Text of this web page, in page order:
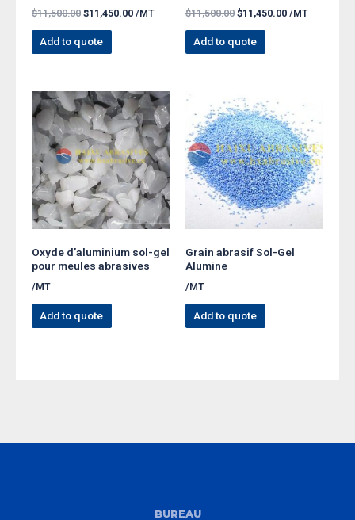
$11,500.00 $11,450.00 /MT
Add to quote
$11,500.00 $11,450.00 /MT
Add to quote
Oxyde d’aluminium sol-gel
pour meules abrasives
/MT
Add to quote
Grain abrasif Sol-Gel
Alumine
/MT
Add to quote
BUREAU